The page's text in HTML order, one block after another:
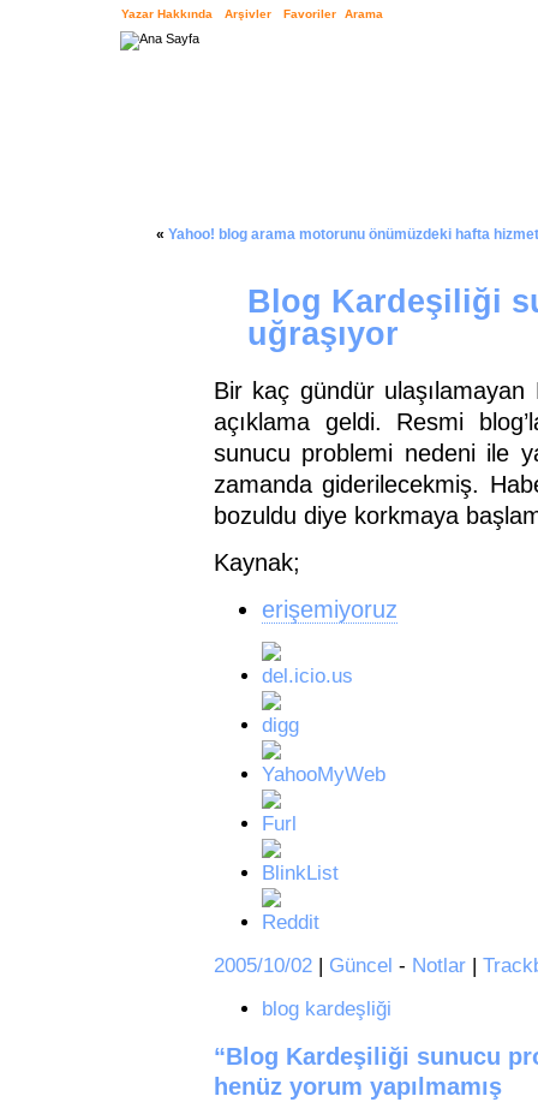
Yazar Hakkında Arşivler Favoriler Arama
« Yahoo! blog arama motorunu önümüzdeki hafta
Blog Kardeşiliği
uğraşıyor
Bir kaç gündür
açıklama geldi. Resmi
sunucu problemi nedeni ile
zamanda giderilecekmiş.
bozuldu diye korkmaya
Kaynak;
erişemiyoruz
2005/10/02| Güncel - Notlar|
blog kardeşliği
“Blog Kardeşiliği sunucu
henüz yorum yapılmamış